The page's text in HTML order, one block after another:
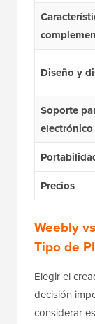
Diseño y
Soporte
electrónico
Precios
Weebly
Tipo de
Elegir el
decisión
considerar